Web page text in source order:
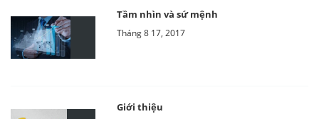
Tầm nhìn và sứ mệnh
Tháng 8 17, 2017
Giới thiệu